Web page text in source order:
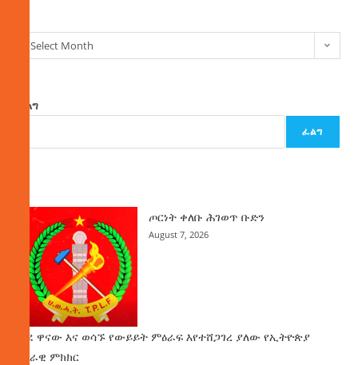
Select Month
ፈልግ
ፈልግ
ጦርነት ቀለቡ ሕገወጥ ቡድን
August 7, 2026
ወደ ዋናው እና ወሳኙ የውይይት ምዕራፍ እየተሸጋገረ ያለው የኢትዮጵያ
ሀገራዊ ምክክር